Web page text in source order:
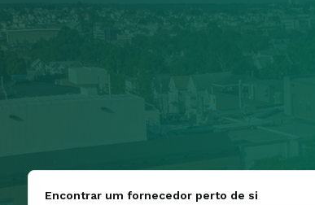
Encontrar um fornecedor perto de si